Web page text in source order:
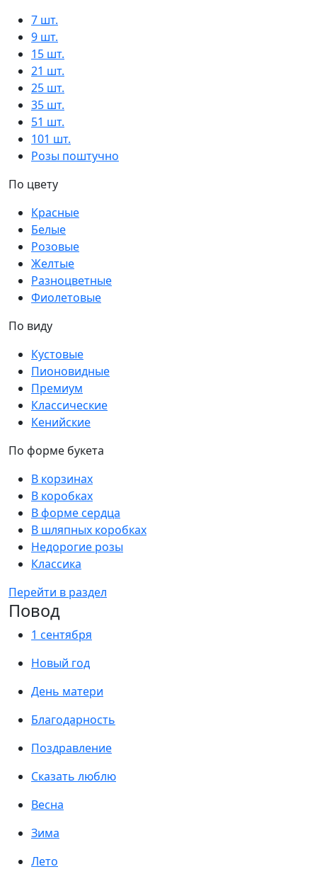
7 шт.
9 шт.
15 шт.
21 шт.
25 шт.
35 шт.
51 шт.
101 шт.
Розы поштучно
По цвету
Красные
Белые
Розовые
Желтые
Разноцветные
Фиолетовые
По виду
Кустовые
Пионовидные
Премиум
Классические
Кенийские
По форме букета
В корзинах
В коробках
В форме сердца
В шляпных коробках
Недорогие розы
Классика
Перейти в раздел
Повод
1 сентября
Новый год
День матери
Благодарность
Поздравление
Сказать люблю
Весна
Зима
Лето